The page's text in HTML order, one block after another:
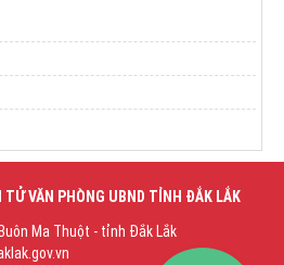
VĂN PHÒNG UBND TỈNH ĐẮK LẮK
Ma Thuột - tỉnh Đắk Lắk